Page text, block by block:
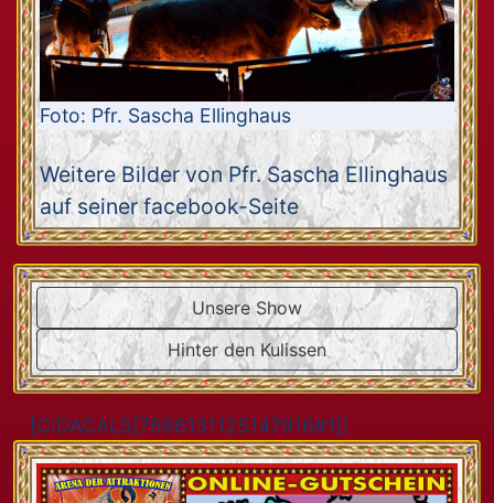
Foto: Pfr. Sascha Ellinghaus
Weitere Bilder von Pfr. Sascha Ellinghaus
auf seiner facebook-Seite
Unsere Show
Hinter den Kulissen
[CIDACALS[7696131125147916#1]]